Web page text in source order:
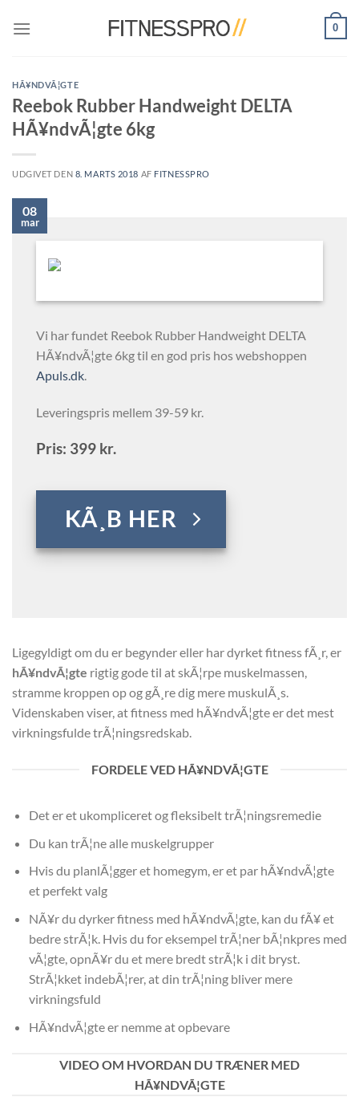
0
HÃ¥NDVÃ¦GTE
Reebok Rubber Handweight DELTA
HÃ¥ndvÃ¦gte 6kg
UDGIVET DEN 8. MARTS 2018 AF FITNESSPRO
08
mar
Vi har fundet Reebok Rubber Handweight DELTA
HÃ¥ndvÃ¦gte 6kg til en god pris hos webshoppen
Apuls.dk.
Leveringspris mellem 39-59 kr.
Pris: 399 kr.
KÃ¸B HER
Ligegyldigt om du er begynder eller har dyrket fitness fÃ¸r, er
hÃ¥ndvÃ¦gte rigtig gode til at skÃ¦rpe muskelmassen,
stramme kroppen op og gÃ¸re dig mere muskulÃ¸s.
Videnskaben viser, at fitness med hÃ¥ndvÃ¦gte er det mest
virkningsfulde trÃ¦ningsredskab.
FORDELE VED HÃ¥NDVÃ¦GTE
Det er et ukompliceret og fleksibelt trÃ¦ningsremedie
Du kan trÃ¦ne alle muskelgrupper
Hvis du planlÃ¦gger et homegym, er et par hÃ¥ndvÃ¦gte
et perfekt valg
NÃ¥r du dyrker fitness med hÃ¥ndvÃ¦gte, kan du fÃ¥ et
bedre strÃ¦k. Hvis du for eksempel trÃ¦ner bÃ¦nkpres med
vÃ¦gte, opnÃ¥r du et mere bredt strÃ¦k i dit bryst.
StrÃ¦kket indebÃ¦rer, at din trÃ¦ning bliver mere
virkningsfuld
HÃ¥ndvÃ¦gte er nemme at opbevare
VIDEO OM HVORDAN DU TRÆNER MED
HÃ¥NDVÃ¦GTE